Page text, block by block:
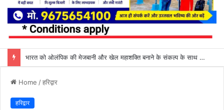
कांवड़ियों की सेवा सहयोग करना हम सभी का कर्तव्य: महंत बिष्णु दास
Home /हरिद्वार
हरिद्वार